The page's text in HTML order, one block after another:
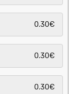
0.30€
0.30€
0.30€